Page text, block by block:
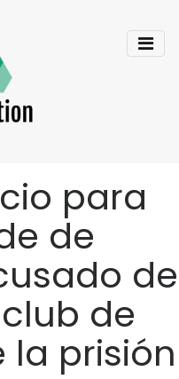
para
de
de
de
la prisión